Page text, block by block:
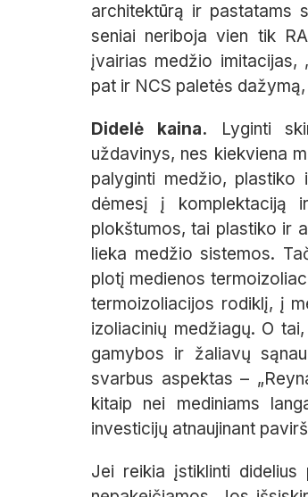
architektūrą ir pastatams
seniai neriboja vien tik
įvairias medžio imitacijas,
pat ir NCS paletės
Didelė kaina. Lyginti
uždavinys, nes kiekviena
palyginti medžio, plastiko
dėmesį į komplektaciją
plokštumos, tai plastiko ir
lieka medžio sistemos.
plotį medienos
termoizoliacijos rodiklį, į
izoliacinių medžiagų. O
gamybos ir žaliavų
svarbus aspektas –
kitaip nei mediniams
investicijų atnaujinant
Jei reikia įstiklinti